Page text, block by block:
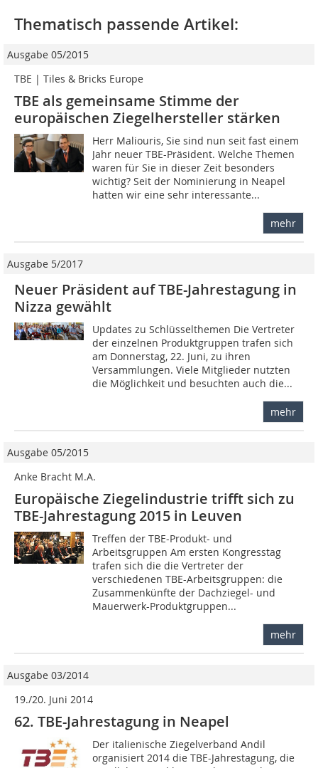
Thematisch passende Artikel:
Ausgabe 05/2015
TBE | Tiles & Bricks Europe
TBE als gemeinsame Stimme der
europäischen ­Ziegelhersteller stärken
Herr Maliouris, Sie sind nun seit fast einem
Jahr neuer TBE-Präsident. Welche Themen
waren für Sie in dieser Zeit besonders
wichtig? Seit der Nominierung in Neapel
hatten wir eine sehr interessante...
mehr
Ausgabe 5/2017
Neuer Präsident auf TBE-Jahrestagung in
Nizza gewählt
Updates zu Schlüsselthemen Die Vertreter
der einzelnen Produktgruppen trafen sich
am Donnerstag, 22. Juni, zu ihren
Versammlungen. Viele Mitglieder nutzten
die Möglichkeit und besuchten auch die...
mehr
Ausgabe 05/2015
Anke Bracht M.A.
Europäische Ziegelindustrie trifft sich zu
TBE-Jahrestagung 2015 in Leuven
Treffen der TBE-Produkt- und
Arbeitsgruppen Am ersten Kongresstag
trafen sich die die Vertreter der
verschiedenen TBE-Arbeitsgruppen: die
Zusammenkünfte der Dachziegel- und
Mauerwerk-Produktgruppen...
mehr
Ausgabe 03/2014
19./20. Juni 2014
62. TBE-Jahrestagung in Neapel
Der italienische Ziegelverband Andil
organisiert 2014 die TBE-Jahres­tagung, die